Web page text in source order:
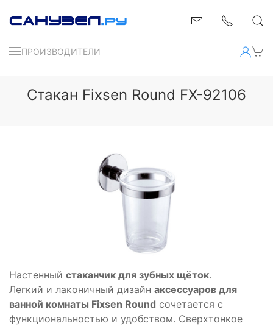
ПРОИЗВОДИТЕЛИ
Стакан Fixsen Round FX-92106
Настенный стаканчик для зубных щёток.
Легкий и лаконичный дизайн аксессуаров для
ванной комнаты Fixsen Round сочетается с
функциональностью и удобством. Сверхтонкое